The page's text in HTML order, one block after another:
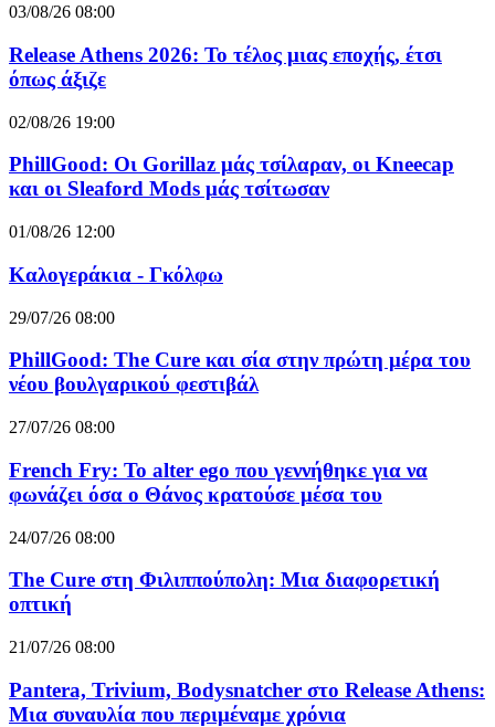
03/08/26 08:00
Release Athens 2026: Το τέλος μιας εποχής, έτσι
όπως άξιζε
02/08/26 19:00
PhillGood: Οι Gorillaz μάς τσίλαραν, οι Kneecap
και οι Sleaford Mods μάς τσίτωσαν
01/08/26 12:00
Καλογεράκια - Γκόλφω
29/07/26 08:00
PhillGood: The Cure και σία στην πρώτη μέρα του
νέου βουλγαρικού φεστιβάλ
27/07/26 08:00
French Fry: Το alter ego που γεννήθηκε για να
φωνάζει όσα ο Θάνος κρατούσε μέσα του
24/07/26 08:00
The Cure στη Φιλιππούπολη: Μια διαφορετική
οπτική
21/07/26 08:00
Pantera, Trivium, Bodysnatcher στο Release Athens:
Μια συναυλία που περιμέναμε χρόνια